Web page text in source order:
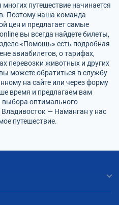
путешествие начинается
Поэтому наша команда
цен и предлагает самые
вы всегда найдете билеты,
«Помощь» есть подробная
авиабилетов, о тарифах,
перевозки животных и других
можете обратиться в службу
на сайте или через форму
время и предлагаем вам
оптимального
— Наманган у нас
путешествие.